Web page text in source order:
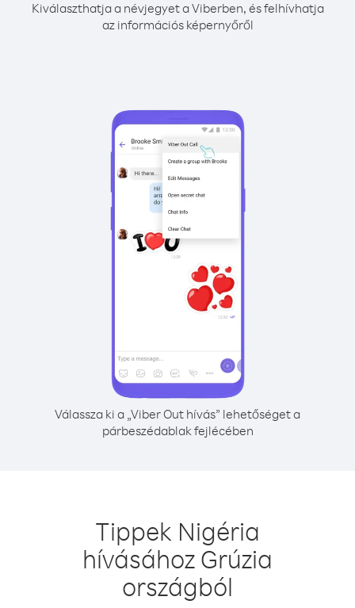
Kiválaszthatja a névjegyet a Viberben, és felhívhatja
az információs képernyőről
Válassza ki a „Viber Out hívás” lehetőséget a
párbeszédablak fejlécében
Tippek Nigéria
hívásához Grúzia
országból